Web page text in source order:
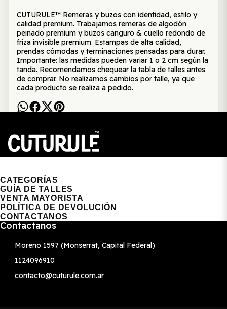
CUTURULE™ Remeras y buzos con identidad, estilo y
calidad premium. Trabajamos remeras de algodón
peinado premium y buzos canguro & cuello redondo de
friza invisible premium. Estampas de alta calidad,
prendas cómodas y terminaciones pensadas para durar.
Importante: las medidas pueden variar 1 o 2 cm según la
tanda. Recomendamos chequear la tabla de talles antes
de comprar. No realizamos cambios por talle, ya que
cada producto se realiza a pedido.
CATEGORÍAS
GUÍA DE TALLES
VENTA MAYORISTA
POLÍTICA DE DEVOLUCIÓN
CONTACTANOS
Contactanos
Moreno 1597 (Monserrat, Capital Federal)
1124096910
contacto@cuturule.com.ar